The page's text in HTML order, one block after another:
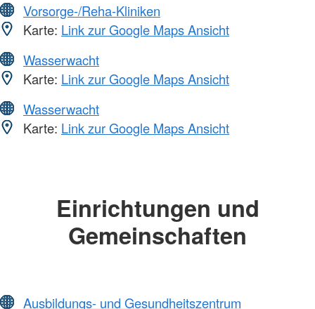
Vorsorge-/Reha-Kliniken
Karte: Link zur Google Maps Ansicht
Wasserwacht
Karte: Link zur Google Maps Ansicht
Wasserwacht
Karte: Link zur Google Maps Ansicht
Einrichtungen und
Gemeinschaften
Ausbildungs- und Gesundheitszentrum